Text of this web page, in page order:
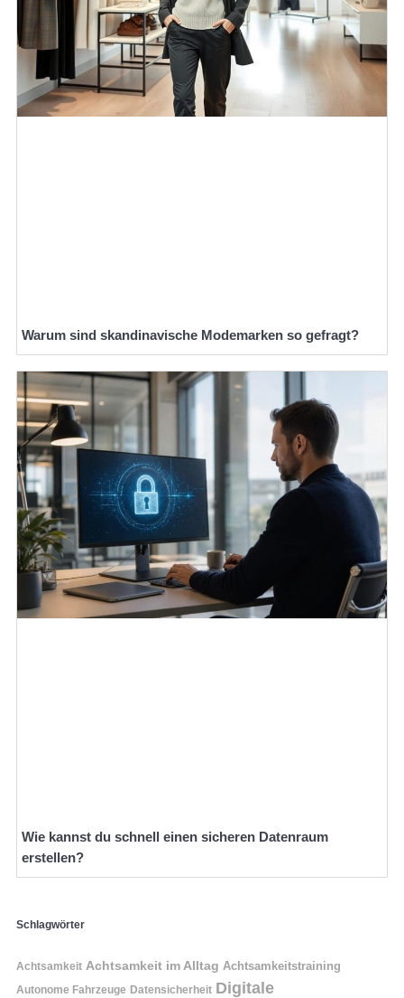
Warum sind skandinavische Modemarken so gefragt?
Wie kannst du schnell einen sicheren Datenraum
erstellen?
Schlagwörter
Achtsamkeit Achtsamkeit im Alltag Achtsamkeitstraining
Autonome Fahrzeuge Datensicherheit Digitale